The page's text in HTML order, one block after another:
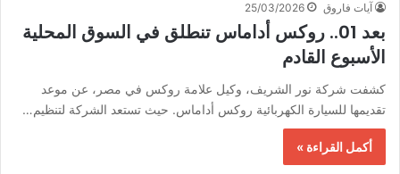
آيات فاروق 25/03/2026
بعد 01.. روكس أداماس تنطلق في السوق المحلية
الأسبوع القادم
كشفت شركة نور الشريف، وكيل علامة روكس في مصر، عن موعد
تقديمها للسيارة الكهربائية روكس أداماس. حيث تستعد الشركة لتنظيم…
أكمل القراءة »